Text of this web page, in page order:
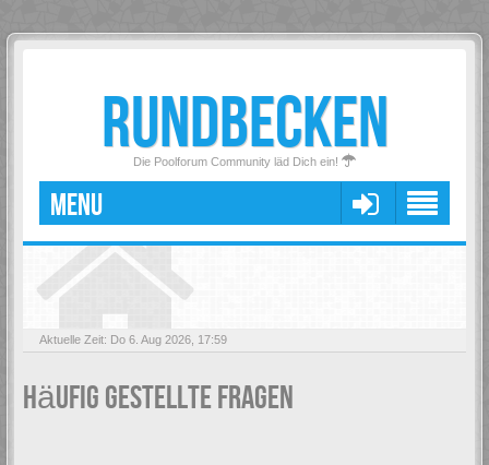
RUNDBECKEN
Die Poolforum Community läd Dich ein!
MENU
Aktuelle Zeit: Do 6. Aug 2026, 17:59
Häufig gestellte Fragen